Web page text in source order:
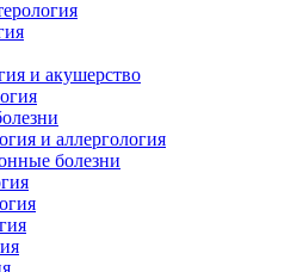
и акушерство
и аллергология
болезни